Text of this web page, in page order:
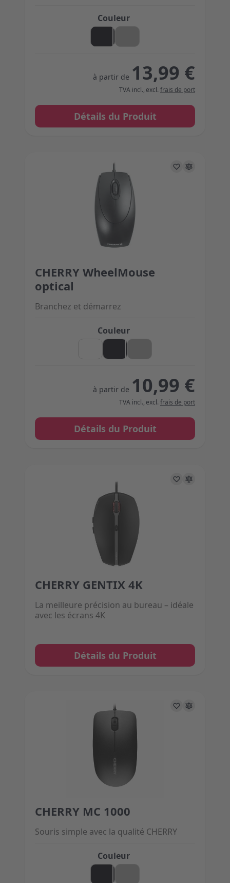
Couleur
à partir de 13,99 €
TVA incl., excl. frais de port
Détails du Produit
Couleur
Branchez et démarrez
The price depends on the options chosen on the
CHERRY WheelMouse
optical
à partir de 10,99 €
TVA incl., excl. frais de port
Détails du Produit
La meilleure précision au bureau – idéale
avec les écrans 4K
The price depends on the options chosen on the
CHERRY GENTIX 4K
Détails du Produit
Couleur
Souris simple avec la qualité CHERRY
The price depends on the options chosen on the
CHERRY MC 1000